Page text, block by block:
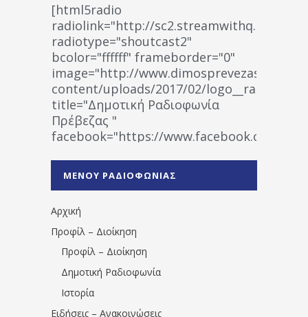
[html5radio
radiolink="http://
radiotype="shoutcast2"
bcolor="ffffff" frameborder="0"
image="http://www.dimosprevezas.gr/wp-
content/uploads/2017/02/
title="Δημοτική Ραδιοφωνία
Πρέβεζας "
facebook="https://www.facebook.com/
1531194763766854/" artist="" ]
ΜΕΝΟΥ ΡΑΔΙΟΦΩΝΙΑΣ
Αρχική
Προφίλ – Διοίκηση
Προφίλ – Διοίκηση
Δημοτική Ραδιοφωνία
Ιστορία
Ειδήσεις – Ανακοινώσεις